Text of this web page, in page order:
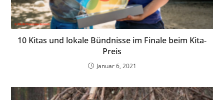
10 Kitas und lokale Bündnisse im Finale beim Kita-
Preis
Januar 6, 2021